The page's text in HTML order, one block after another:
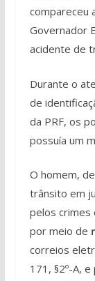
compareceu
Governador
acidente de
Durante o
de
da PRF, os
possuía um
O homem,
trânsito em
pelos crimes
por meio de
correios
171, §2º-A, e